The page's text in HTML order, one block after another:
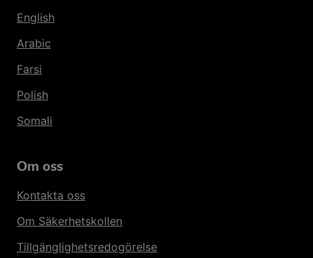
English
Arabic
Farsi
Polish
Somali
Om oss
Kontakta oss
Om Säkerhetskollen
Tillgänglighetsredogörelse